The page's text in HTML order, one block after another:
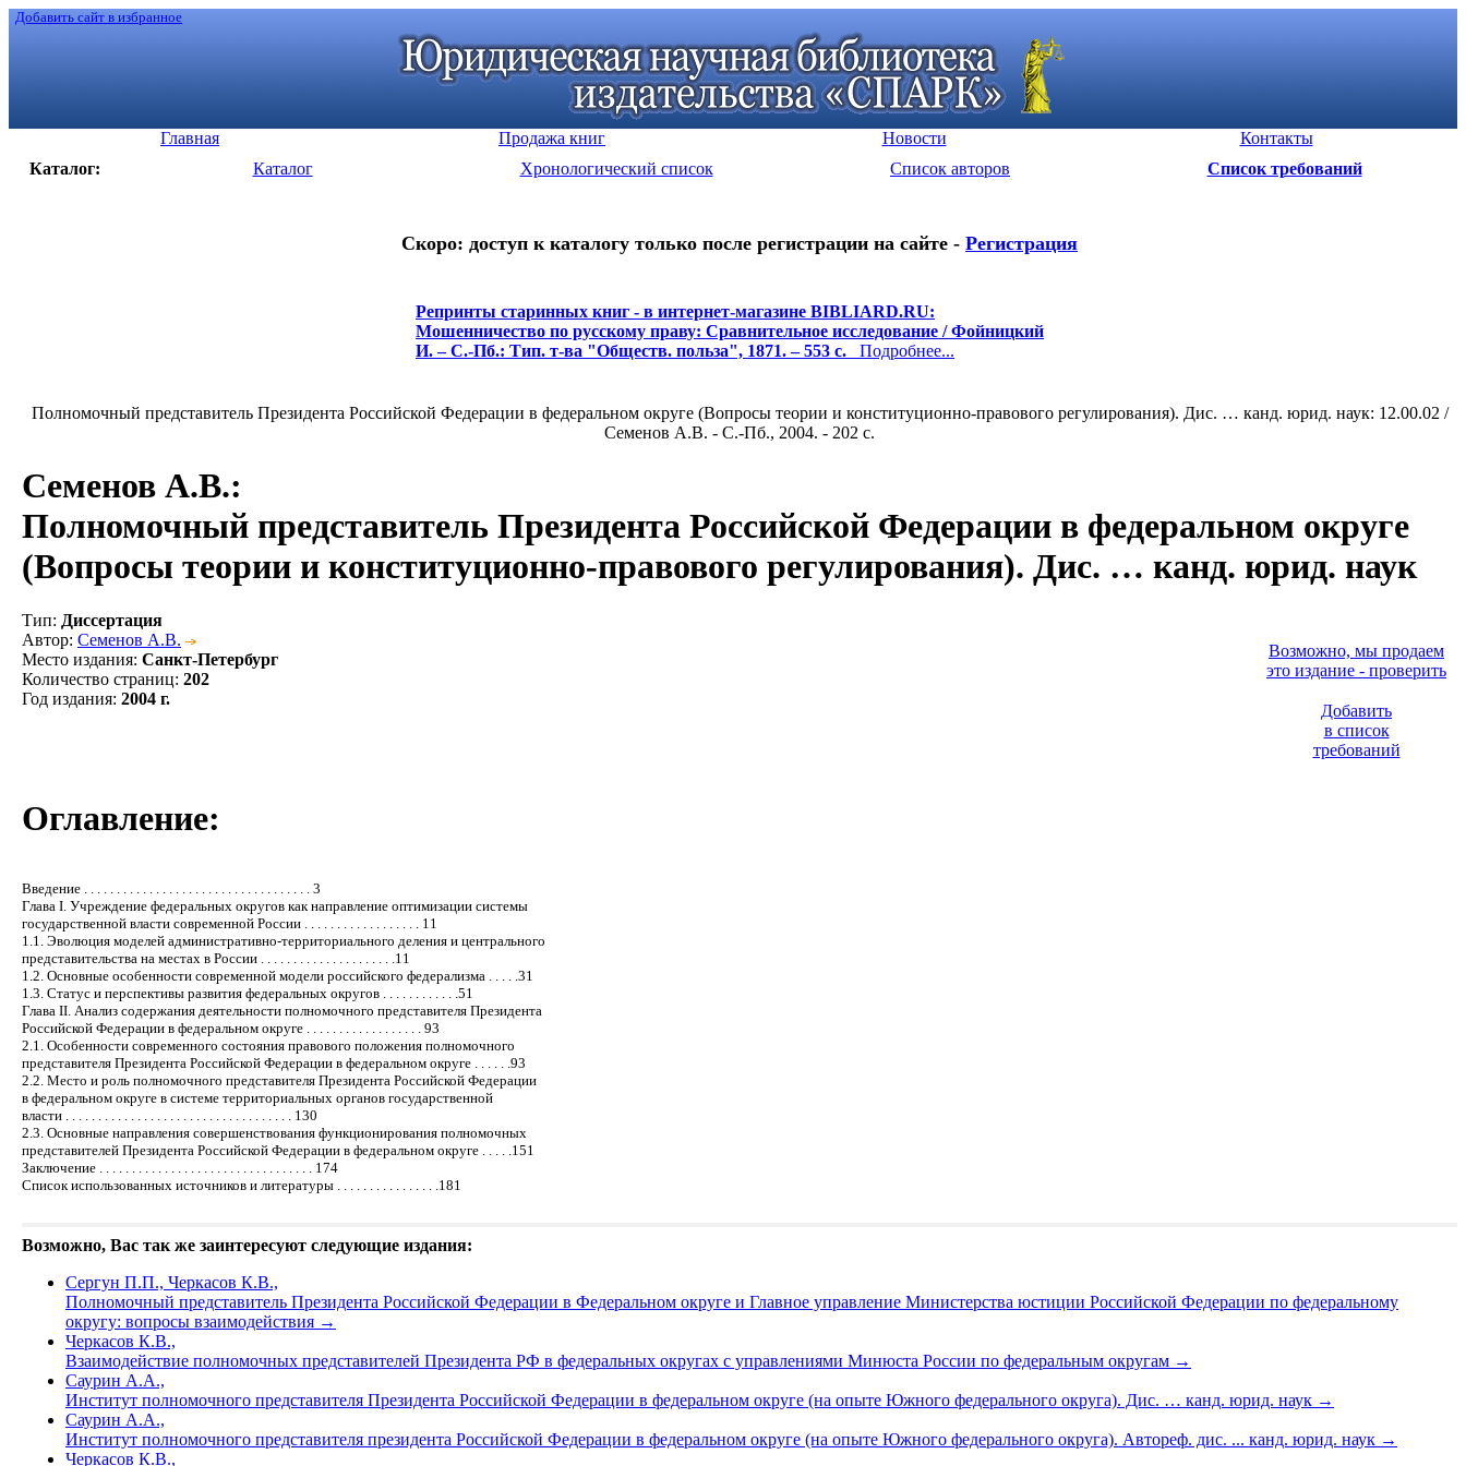
Добавить сайт в избранное
Главная Продажа книг Новости
Контакты
Каталог:
Каталог Хронологический список Список авторов Список требований
Скоро: доступ к каталогу только после регистрации на сайте - Регистрация
Репринты старинных книг - в интернет-магазине BIBLIARD.RU:
Мошенничество по русскому праву: Сравнительное исследование / Фойницкий
И. – С.-Пб.: Тип. т-ва "Обществ. польза", 1871. – 553 с. Подробнее...
Полномочный представитель Президента Российской Федерации в федеральном округе (Вопросы теории и конституционно-правового регулирования). Дис. … канд. юрид. наук: 12.00.02 /
Семенов А.В. - С.-Пб., 2004. - 202 c.
Семенов А.В.:
Полномочный представитель Президента Российской Федерации в федеральном округе
(Вопросы теории и конституционно-правового регулирования). Дис. … канд. юрид. наук
Тип: Диссертация
Автор: Семенов А.В.
Место издания: Санкт-Петербург
Количество страниц: 202
Год издания: 2004 г.
Возможно, мы продаем
это издание - проверить
Добавить
в список
требований
Оглавление:
Введение . . . . . . . . . . . . . . . . . . . . . . . . . . . . . . . . . . . 3
Глава I. Учреждение федеральных округов как направление оптимизации системы
государственной власти современной России . . . . . . . . . . . . . . . . . . 11
1.1. Эволюция моделей административно-территориального деления и центрального
представительства на местах в России . . . . . . . . . . . . . . . . . . . . .11
1.2. Основные особенности современной модели российского федерализма . . . . .31
1.3. Статус и перспективы развития федеральных округов . . . . . . . . . . . .51
Глава II. Анализ содержания деятельности полномочного представителя Президента
Российской Федерации в федеральном округе . . . . . . . . . . . . . . . . . . 93
2.1. Особенности современного состояния правового положения полномочного
представителя Президента Российской Федерации в федеральном округе . . . . . .93
2.2. Место и роль полномочного представителя Президента Российской Федерации
в федеральном округе в системе территориальных органов государственной
власти . . . . . . . . . . . . . . . . . . . . . . . . . . . . . . . . . . . 130
2.3. Основные направления совершенствования функционирования полномочных
представителей Президента Российской Федерации в федеральном округе . . . . .151
Заключение . . . . . . . . . . . . . . . . . . . . . . . . . . . . . . . . . 174
Список использованных источников и литературы . . . . . . . . . . . . . . . .181
Возможно, Вас так же заинтересуют следующие издания:
Сергун П.П., Черкасов К.В.,
Полномочный представитель Президента Российской Федерации в Федеральном округе и Главное управление Министерства юстиции Российской Федерации по федеральному
округу: вопросы взаимодействия →
Черкасов К.В.,
Взаимодействие полномочных представителей Президента РФ в федеральных округах с управлениями Минюста России по федеральным округам →
Саурин А.А.,
Институт полномочного представителя Президента Российской Федерации в федеральном округе (на опыте Южного федерального округа). Дис. … канд. юрид. наук →
Саурин А.А.,
Институт полномочного представителя президента Российской Федерации в федеральном округе (на опыте Южного федерального округа). Автореф. дис. ... канд. юрид. наук →
Черкасов К.В.,